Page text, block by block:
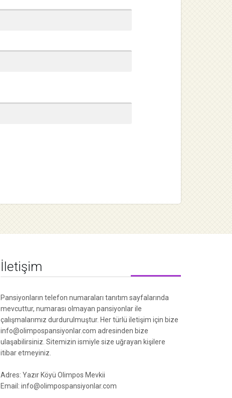
İletişim
Pansiyonların telefon numaraları tanıtım sayfalarında
mevcuttur, numarası olmayan pansiyonlar ile
çalışmalarımız durdurulmuştur. Her türlü iletişim için bize
info@olimpospansiyonlar.com adresinden bize
ulaşabilirsiniz. Sitemizin ismiyle size uğrayan kişilere
itibar etmeyiniz.
Adres: Yazır Köyü Olimpos Mevkii
Email: info@olimpospansiyonlar.com